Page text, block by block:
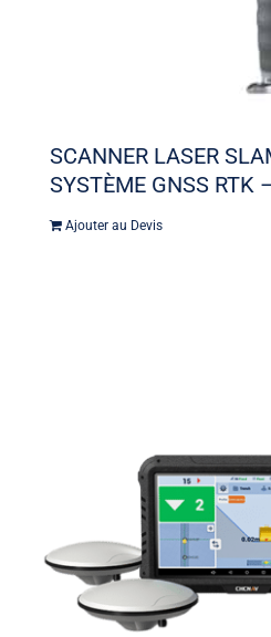
SCANNER LASER
SYSTÈME GNSS RTK
Ajouter au Devis